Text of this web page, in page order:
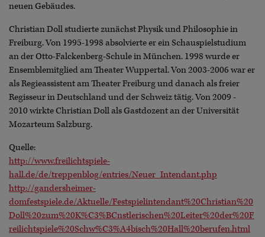
neuen Gebäudes.
Christian Doll studierte zunächst Physik und Philosophie in
Freiburg. Von 1995-1998 absolvierte er ein Schauspielstudium
an der Otto-Falckenberg-Schule in München. 1998 wurde er
Ensemblemitglied am Theater Wuppertal. Von 2003-2006 war er
als Regieassistent am Theater Freiburg und danach als freier
Regisseur in Deutschland und der Schweiz tätig. Von 2009 -
2010 wirkte Christian Doll als Gastdozent an der Universität
Mozarteum Salzburg.
Quelle:
http://www.freilichtspiele-
hall.de/de/treppenblog/entries/Neuer_Intendant.php
http://gandersheimer-
domfestspiele.de/Aktuelle/Festspielintendant%20Christian%20
Doll%20zum%20K%C3%BCnstlerischen%20Leiter%20der%20F
reilichtspiele%20Schw%C3%A4bisch%20Hall%20berufen.html